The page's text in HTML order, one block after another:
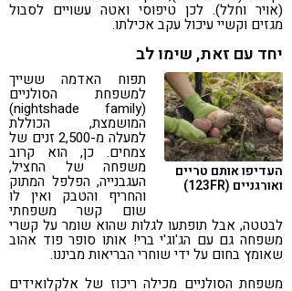
(אויר וחלל). לכן טיפוסי ואטה עשויים לסבול
מגזים וקשיי עיכול עקב אכילתו.
יחד עם זאת, שימו לב
העדיפו אותם טריים
ואורגניים (123FR)
תפוח האדמה ששייך
למשפחת הסולניים
(nightshade family)
המושמצת, הכוללת
למעלה מ-2,500 זנים של
צמחים. כן, הוא קרוב
משפחה של החציל,
העגבנייה, הפלפל המתוק
והחריף והטבק ואין לו
שום קשר משפחתי
לבטטה, אבל תופתעו לגלות שהוא שומר על קשרי
משפחה גם עם הג'וג'י ברי! אותו סופר פוד אהוב
שאומץ בחום על ידי שוחרי הבריאות מביננו.
משפחת הסולניים מכילה ריכוז של אלקלואידים